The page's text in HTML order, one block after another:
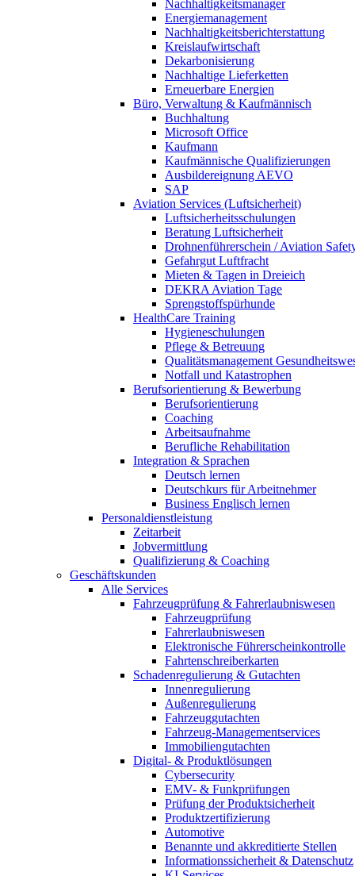
Nachhaltigkeitsmanager
Energiemanagement
Nachhaltigkeitsberichterstattung
Kreislaufwirtschaft
Dekarbonisierung
Nachhaltige Lieferketten
Erneuerbare Energien
Büro, Verwaltung & Kaufmännisch
Buchhaltung
Microsoft Office
Kaufmann
Kaufmännische Qualifizierungen
Ausbildereignung AEVO
SAP
Aviation Services (Luftsicherheit)
Luftsicherheitsschulungen
Beratung Luftsicherheit
Drohnenführerschein / Aviation
Gefahrgut Luftfracht
Mieten & Tagen in Dreieich
DEKRA Aviation Tage
Sprengstoffspürhunde
HealthCare Training
Hygieneschulungen
Pflege & Betreuung
Qualitätsmanagement
Notfall und Katastrophen
Berufsorientierung & Bewerbung
Berufsorientierung
Coaching
Arbeitsaufnahme
Berufliche Rehabilitation
Integration & Sprachen
Deutsch lernen
Deutschkurs für Arbeitnehmer
Business Englisch lernen
Personaldienstleistung
Zeitarbeit
Jobvermittlung
Qualifizierung & Coaching
Geschäftskunden
Alle Services
Fahrzeugprüfung & Fahrerlaubniswesen
Fahrzeugprüfung
Fahrerlaubniswesen
Elektronische Führerscheinkontrolle
Fahrtenschreiberkarten
Schadenregulierung & Gutachten
Innenregulierung
Außenregulierung
Fahrzeuggutachten
Fahrzeug-Managementservices
Immobiliengutachten
Digital- & Produktlösungen
Cybersecurity
EMV- & Funkprüfungen
Prüfung der Produktsicherheit
Produktzertifizierung
Automotive
Benannte und akkreditierte Stellen
Informationssicherheit & Datenschutz